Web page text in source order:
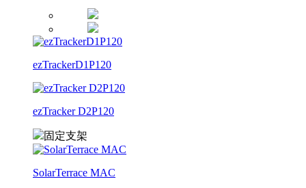
ezTrackerD1P120
ezTracker D2P120
固定支架
SolarTerrace MAC